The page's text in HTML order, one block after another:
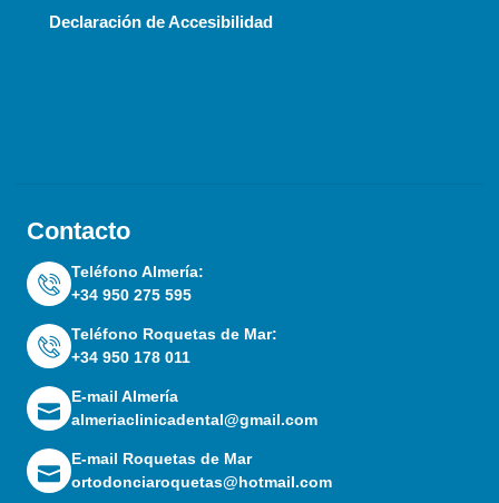
Contacto
Teléfono Almería:
+34 950 275 595
Teléfono Roquetas de Mar:
+34 950 178 011
E-mail Almería
almeriaclinicadental@gmail.com
E-mail Roquetas de Mar
ortodonciaroquetas@hotmail.com
Declaración de Accesibilidad